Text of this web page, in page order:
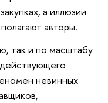
а иллюзии
авторы.
так и по масштабу
невинных